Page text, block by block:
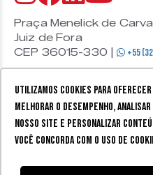
Utilizamos cookies para
melhorar o desempenho,
nosso site e personalizar
você concorda com o uso de
Praça Menelick de
Juiz de Fora
CEP 36015-330 |
+55